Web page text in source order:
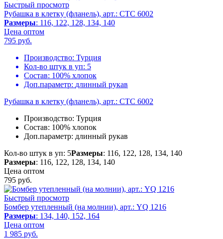
Быстрый просмотр
Рубашка в клетку (фланель), арт.: CTC 6002
Размеры: 116, 122, 128, 134, 140
Цена оптом
795 руб.
Производство: Турция
Кол-во штук в уп: 5
Состав: 100% хлопок
Доп.параметр: длинный рукав
Рубашка в клетку (фланель), арт.: CTC 6002
Производство: Турция
Состав: 100% хлопок
Доп.параметр: длинный рукав
Кол-во штук в уп: 5Размеры: 116, 122, 128, 134, 140
Размеры: 116, 122, 128, 134, 140
Цена оптом
795 руб.
Быстрый просмотр
Бомбер утепленный (на молнии), арт.: YQ 1216
Размеры: 134, 140, 152, 164
Цена оптом
1 985 руб.